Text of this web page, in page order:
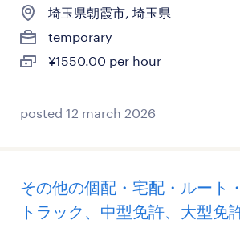
埼玉県朝霞市, 埼玉県
temporary
¥1550.00 per hour
posted 12 march 2026
その他の個配・宅配・ルート
トラック、中型免許、大型免